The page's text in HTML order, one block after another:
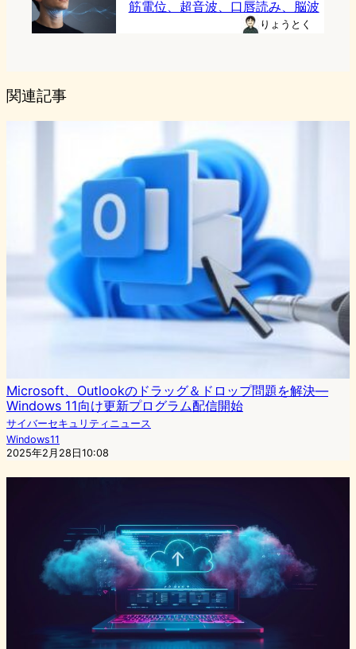
筋電位、超音波、口唇読み、脳波
りょうとく
関連記事
Microsoft、Outlookのドラッグ＆ドロップ問題を解決—
Windows 11向け更新プログラム配信開始
サイバーセキュリティニュース
Windows11
2025年2月28日10:08